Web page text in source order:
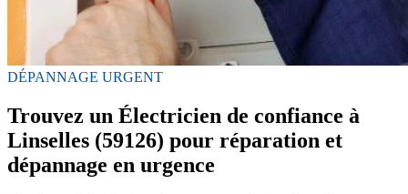
DÉPANNAGE URGENT
Trouvez un Électricien de confiance à
Linselles (59126) pour réparation et
dépannage en urgence